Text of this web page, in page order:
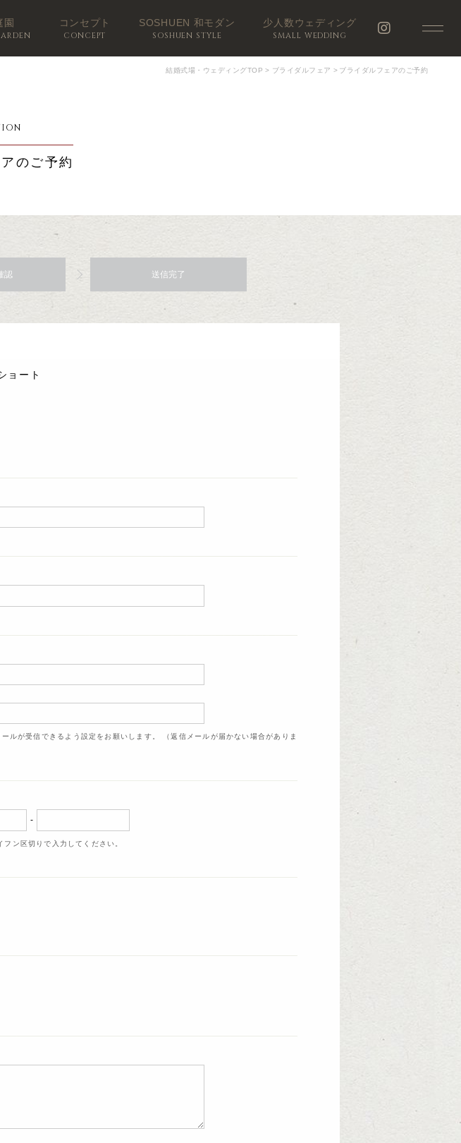
園 コンセプト
CONCEPT
SOSHUEN 和モダン
SOSHUEN STYLE
少人数ウェディング
SMALL WEDDING
結婚式場・ウェディングTOP > ブライダルフェア > ブライダルフェアのご予約
のご予約
認 送信完了
ョート
ルが受信できるよう設定をお願いします。 （返信メールが届かない場合がありま
-
ン区切りで入力してください。